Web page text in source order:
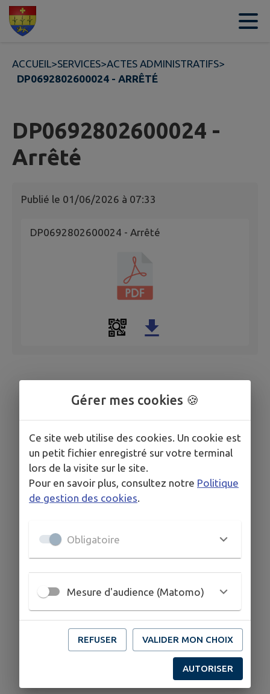
Contenu
ACCUEIL>SERVICES>ACTES ADMINISTRATIFS>
DP0692802600024 - ARRÊTÉ
DP0692802600024 -
Arrêté
Publié le 01/06/2026 à 07:33
DP0692802600024 - Arrêté
Gérer mes cookies 🍪
Ce site web utilise des cookies. Un cookie est
un petit fichier enregistré sur votre terminal
lors de la visite sur le site.
Pour en savoir plus, consultez notre Politique
de gestion des cookies.
Obligatoire
Mesure d'audience (Matomo)
REFUSER VALIDER MON CHOIX
AUTORISER